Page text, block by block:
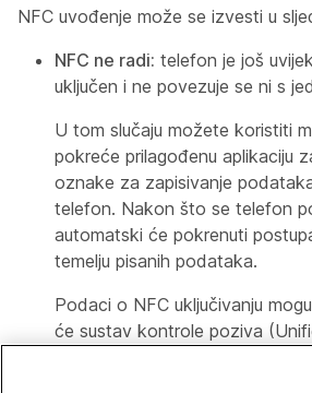
NFC uvođenje može se izvesti u
NFC ne radi: telefon je još
uključen i ne povezuje se ni s
U tom slučaju možete koristiti
pokreće prilagođenu aplikaciju
oznake za zapisivanje
telefon. Nakon što se telefon
automatski će pokrenuti
temelju pisanih podataka.
Podaci o NFC uključivanju
će sustav kontrole poziva